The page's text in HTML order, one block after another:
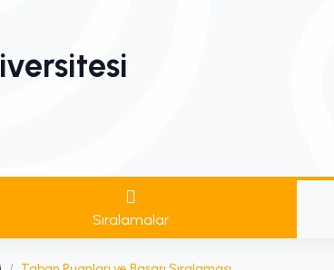
Sıralamalar